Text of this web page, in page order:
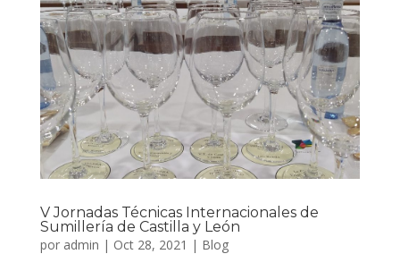
V Jornadas Técnicas Internacionales de
Sumillería de Castilla y León
por admin | Oct 28, 2021 | Blog